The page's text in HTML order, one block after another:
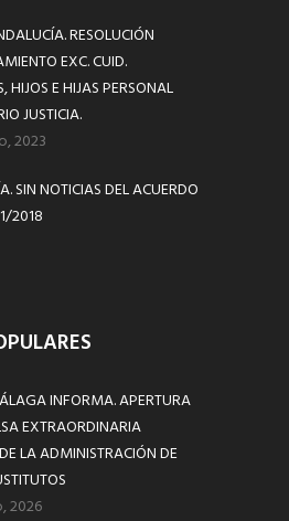
RESOLUCIÓN
EXC. CUID.
HIJOS E HIJAS PERSONAL
JUSTICIA.
2023
SIN NOTICIAS DEL ACUERDO
2018
INFORMA. APERTURA
EXTRAORDINARIA
LA ADMINISTRACIÓN DE
2026